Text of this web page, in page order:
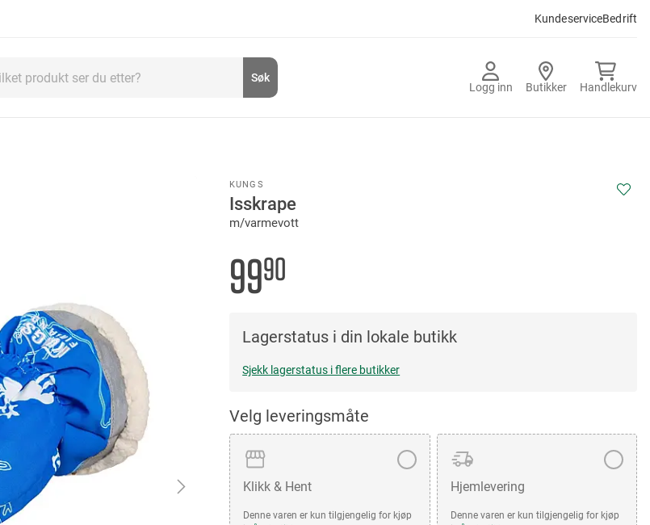
KundeserviceBedrift
Logg inn Butikker Handlekurv
Søk
KUNGS
Isskrape
m/varmevott
9990
Lagerstatus i din lokale butikk
Sjekk lagerstatus i flere butikker
Velg leveringsmåte
Klikk & Hent
Denne varen er kun tilgjengelig for kjøp
Hjemlevering
Denne varen er kun tilgjengelig for kjøp